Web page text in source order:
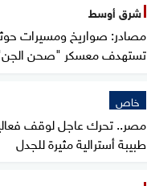
شرق أوسط
مصادر: صواريخ ومسيرات
تستهدف معسكر "صحن
خاص
مصر.. تحرك عاجل لوقف
طبيبة أسترالية مثيرة للجدل